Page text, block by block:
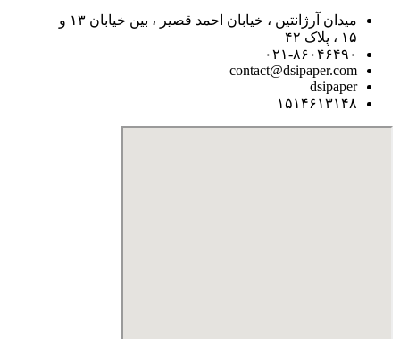
میدان آرژانتین ، خیابان احمد قصیر ، بین خیابان ۱۳ و
۱۵ ، پلاک ۴۲
۰۲۱-۸۶۰۴۶۴۹۰
contact@dsipaper.com
dsipaper
۱۵۱۴۶۱۳۱۴۸